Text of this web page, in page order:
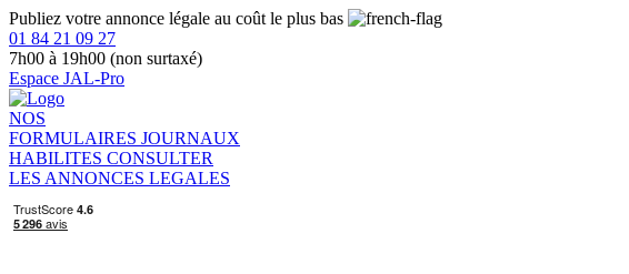
Publiez votre annonce légale au coût le plus bas
01 84 21 09 27
7h00 à 19h00 (non surtaxé)
Espace JAL-Pro
NOS
FORMULAIRES JOURNAUX
HABILITES CONSULTER
LES ANNONCES LEGALES